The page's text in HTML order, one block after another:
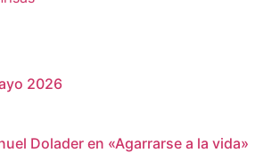
2026
Dolader en «Agarrarse a la vida»